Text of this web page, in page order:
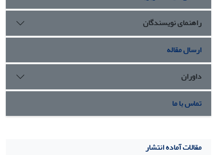
راهنمای نویسندگان
ارسال مقاله
داوران
تماس با ما
مقالات آماده انتشار